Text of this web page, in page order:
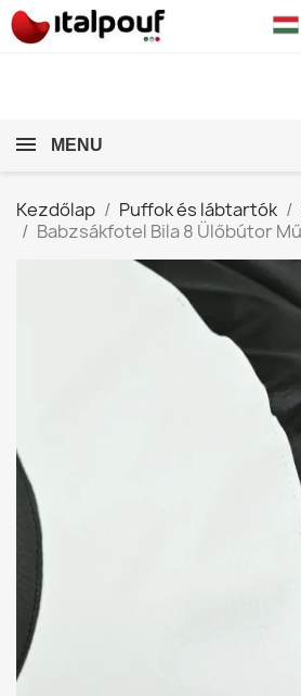
MENU
Kezdőlap Puffok és lábtartók
Babzsákfotel Bila 8 Ülőbútor